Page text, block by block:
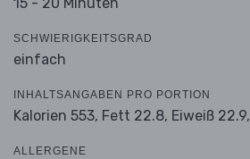
15 - 20 Minuten
SCHWIERIGKEITSGRAD
einfach
INHALTSANGABEN PRO PORTION
Kalorien 553, Fett 22.8, Eiweiß 22.9,
ALLERGENE